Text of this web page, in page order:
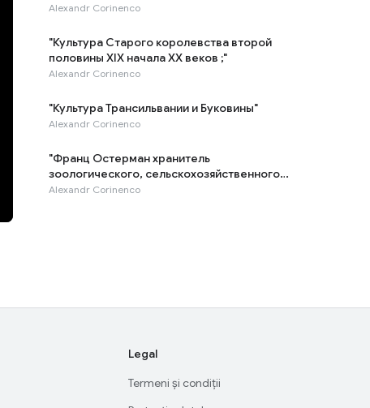
Alexandr Corinenco
"Культура Старого королевства второй
половины XIX начала XX веков ;"
Alexandr Corinenco
"Культура Трансильвании и Буковины"
Alexandr Corinenco
"Франц Остерман хранитель
зоологического, сельскохозяйственного,
кустарного музея"
Alexandr Corinenco
Legal
Termeni și condiții